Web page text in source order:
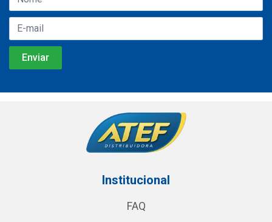
Institucional
FAQ